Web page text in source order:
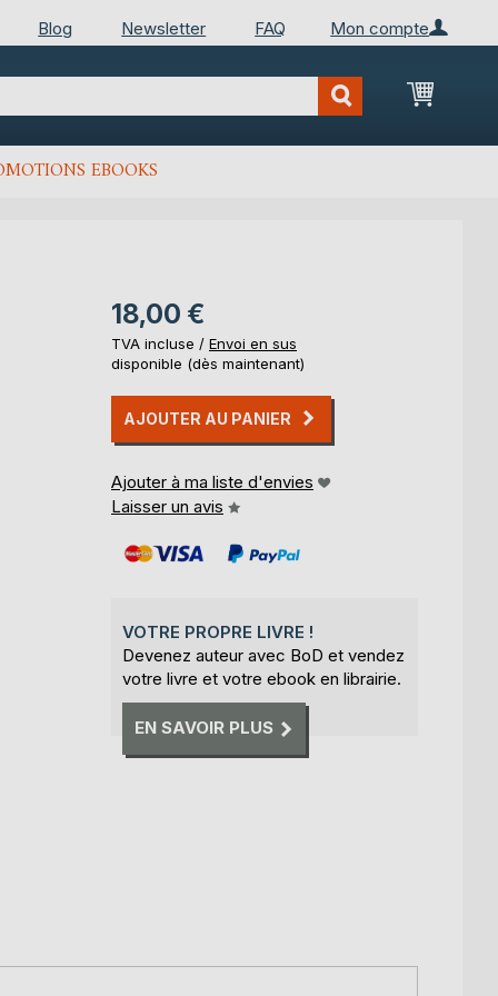
Mon compte
Blog Newsletter FAQ
Mon
EBOOKS
18,00 €
TVA incluse / Envoi en sus
disponible (dès maintenant)
AJOUTER AU PANIER
Ajouter à ma liste d'envies
Laisser un avis
VOTRE PROPRE LIVRE !
Devenez auteur avec BoD et vendez
votre livre et votre ebook en librairie.
EN SAVOIR PLUS